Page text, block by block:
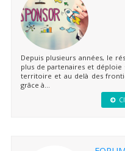
Depuis plusieurs années, le
plus de partenaires et
territoire et au delà des
grâce à...